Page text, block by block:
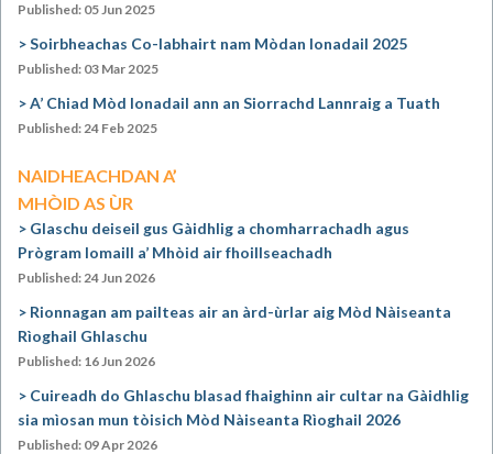
Published: 05 Jun 2025
Soirbheachas Co-labhairt nam Mòdan Ionadail 2025
Published: 03 Mar 2025
A’ Chiad Mòd Ionadail ann an Siorrachd Lannraig a Tuath
Published: 24 Feb 2025
NAIDHEACHDAN A’
MHÒID AS ÙR
Glaschu deiseil gus Gàidhlig a chomharrachadh agus
Prògram Iomaill a’ Mhòid air fhoillseachadh
Published: 24 Jun 2026
Rionnagan am pailteas air an àrd-ùrlar aig Mòd Nàiseanta
Rìoghail Ghlaschu
Published: 16 Jun 2026
Cuireadh do Ghlaschu blasad fhaighinn air cultar na Gàidhlig
sia mìosan mun tòisich Mòd Nàiseanta Rìoghail 2026
Published: 09 Apr 2026